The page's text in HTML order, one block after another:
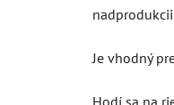
Je vhodný
Hodí sa na